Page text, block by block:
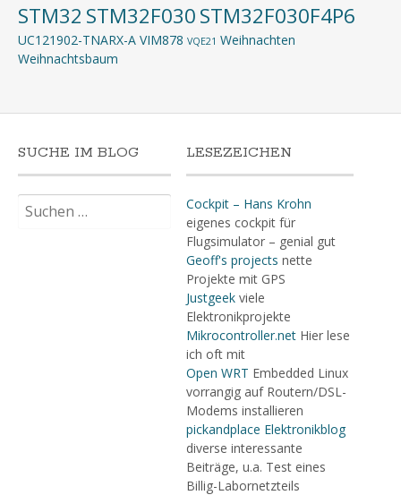
STM32 STM32F030STM32F030F4P6
UC121902-TNARX-A VIM878 VQE21 Weihnachten
Weihnachtsbaum
SUCHE IM BLOG
nach:
LESEZEICHEN
Cockpit – Hans Krohn
eigenes cockpit für
Flugsimulator – genial gut
Geoff's projects nette
Projekte mit GPS
Justgeekviele
Elektronikprojekte
Mikrocontroller.netHier lese
ich oft mit
Open WRT Embedded Linux
vorrangig auf Routern/DSL-
Modems installieren
pickandplace Elektronikblog
diverse interessante
Beiträge, u.a. Test eines
Billig-Labornetzteils